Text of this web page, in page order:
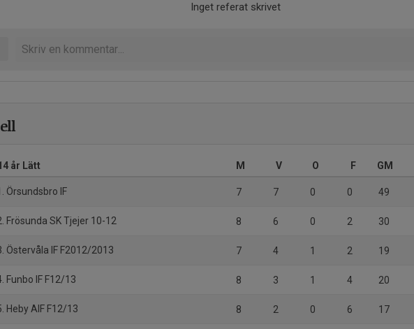
Inget referat skrivet
år Lätt M V O F GM
Örsundsbro IF 7 7 0 0 49
Frösunda SK Tjejer 10-12 8 6 0 2 30
Östervåla IF F2012/2013 7 4 1 2 19
Funbo IF F12/13 8 3 1 4 20
Heby AIF F12/13 8 2 0 6 17